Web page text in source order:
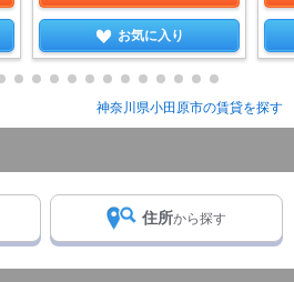
お気に入り
神奈川県小田原市の賃貸を探す
住所から探す